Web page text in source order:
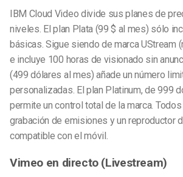
IBM Cloud Video divide sus planes de
niveles. El plan Plata (99 $ al mes) sólo
básicas. Sigue siendo de marca UStream
e incluye 100 horas de visionado sin
(499 dólares al mes) añade un número
personalizadas. El plan Platinum, de 999
permite un control total de la marca.
grabación de emisiones y un reproductor
compatible con el móvil.
Vimeo en directo (Livestream)